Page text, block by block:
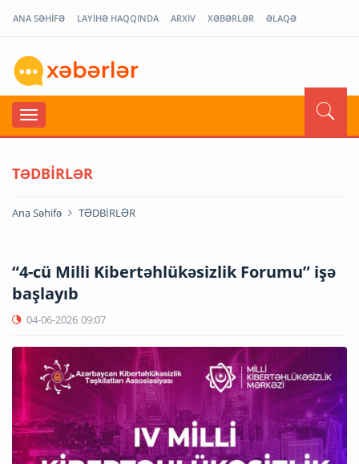
ANA SƏHİFƏ LAYİHƏ HAQQINDA ARXİV XƏBƏRLƏR ƏLAQƏ
TƏDBİRLƏR
Ana Səhifə TƏDBİRLƏR
“4-cü Milli Kibertəhlükəsizlik Forumu” işə
başlayıb
04-06-2026 09:07